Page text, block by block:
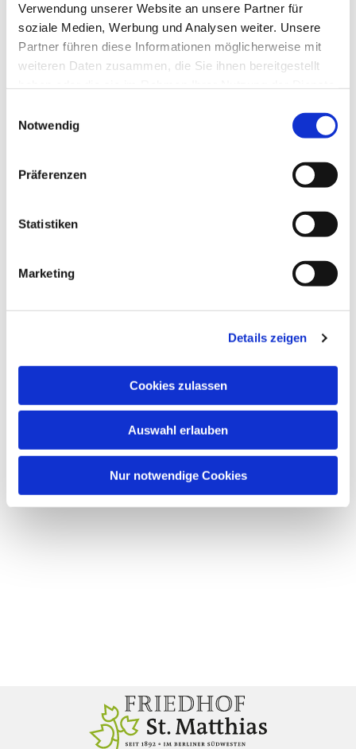
Verwendung unserer Website an unsere Partner für
soziale Medien, Werbung und Analysen weiter. Unsere
Partner führen diese Informationen möglicherweise mit
weiteren Daten zusammen, die Sie ihnen bereitgestellt
Notwendig
Präferenzen
Statistiken
Marketing
Details zeigen
Cookies zulassen
Auswahl erlauben
Nur notwendige Cookies